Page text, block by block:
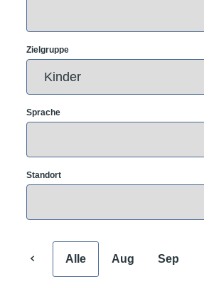
Zielgruppe
Sprache
Standort
Alle Aug Sep